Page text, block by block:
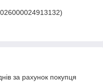
за рахунок покупця